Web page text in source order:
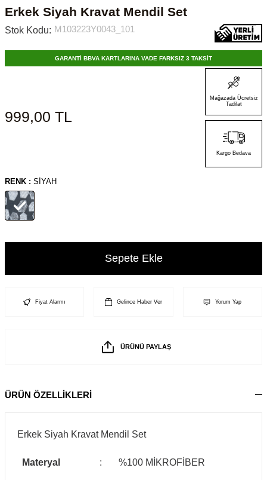
Erkek Siyah Kravat Mendil Set
Stok Kodu: M103223Y0043_101
GARANTİ BBVA KARTLARINA VADE FARKSIZ 3 TAKSİT
999,00 TL
Mağazada Ücretsiz
Tadilat
Kargo Bedava
RENK : SIYAH
Sepete Ekle
Fiyat Alarmı Gelince Haber Ver Yorum Yap
ÜRÜNÜ PAYLAŞ
ÜRÜN ÖZELLİKLERİ
Erkek Siyah Kravat Mendil Set
Materyal : %100 MİKROFİBER